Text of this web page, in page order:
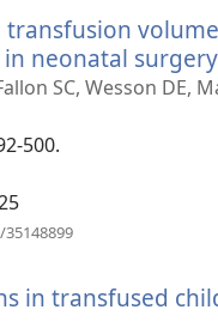
neonatal
SC, Wesson DE,
500.
in transfused